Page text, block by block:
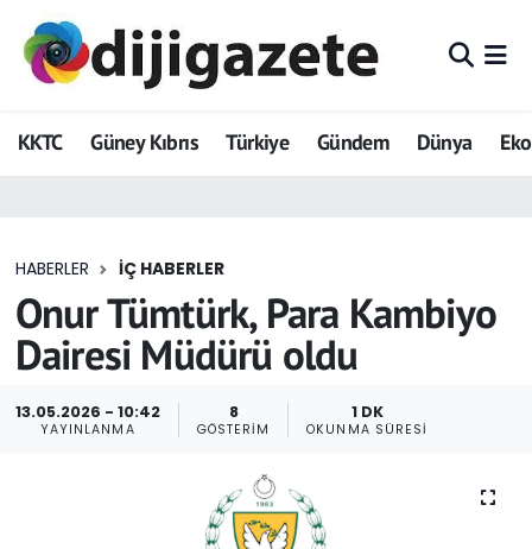
KKTC Güney Kıbrıs Türkiye Gündem Dünya
HABERLER İÇ HABERLER
Onur Tümtürk, Para Kambiyo
Dairesi Müdürü oldu
13.05.2026 - 10:42
YAYINLANMA
8
GÖSTERIM
1 DK
OKUNMA SÜRESI
ADVERTORIAL
Dijigazete
Eğitim
Ekonomi
Hava Durumu
Trafik Durumu
Tüm Manşetler
Son Dakika Haberleri